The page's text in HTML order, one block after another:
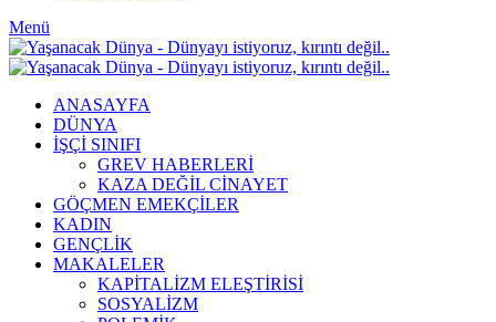
Menü
ANASAYFA
DÜNYA
İŞÇİ SINIFI
GREV HABERLERİ
KAZA DEĞİL CİNAYET
GÖÇMEN EMEKÇİLER
KADIN
GENÇLİK
MAKALELER
KAPİTALİZM ELEŞTİRİSİ
SOSYALİZM